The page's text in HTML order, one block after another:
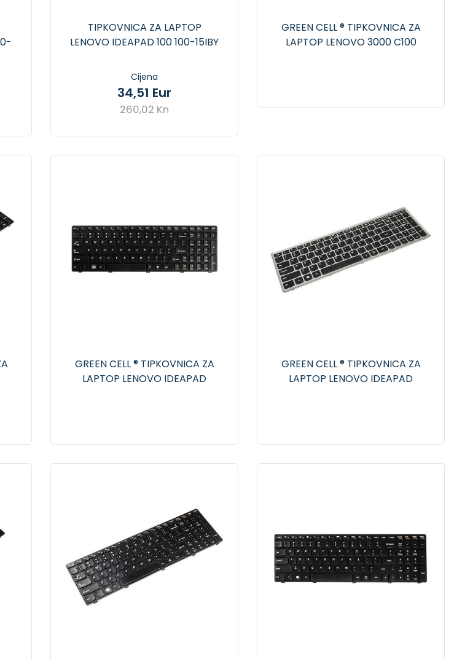
TIPKOVNICA ZA LAPTOP
LENOVO IDEAPAD 100 100-15IBY
Cijena
260,02 Kn
34,51 Eur
GREEN CELL ® TIPKOVNICA ZA
LAPTOP LENOVO 3000 C100
GREEN CELL ® TIPKOVNICA ZA
LAPTOP LENOVO IDEAPAD
GREEN CELL ® TIPKOVNICA ZA
LAPTOP LENOVO IDEAPAD